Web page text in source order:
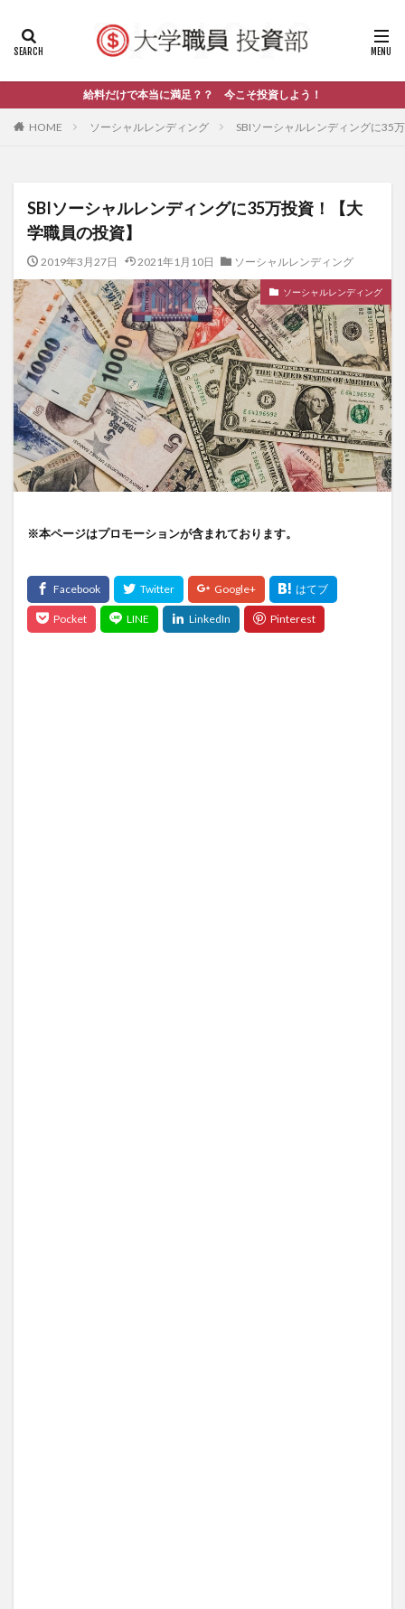
給料だけで本当に満足？？ 今こそ投資しよう！
HOME ソーシャルレンディング SBIソーシャルレンディングに35
SBIソーシャルレンディングに35万投資！【大
学職員の投資】
2019年3月27日 2021年1月10日 ソーシャルレンディング
ソーシャルレンディング
※本ページはプロモーションが含まれております。